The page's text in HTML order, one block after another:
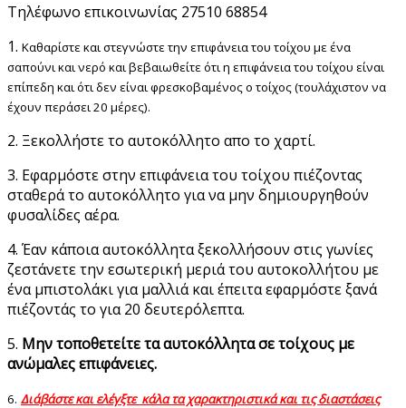
Τηλέφωνο επικοινωνίας 27510 68854
1. Καθαρίστε και στεγνώστε την επιφάνεια του τοίχου με ένα
σαπούνι και νερό και βεβαιωθείτε ότι η επιφάνεια του τοίχου είναι
επίπεδη και ότι δεν είναι φρεσκοβαμένος ο τοίχος (τουλάχιστον να
έχουν περάσει 20 μέρες).
2. Ξεκολλήστε το αυτοκόλλητο απο το χαρτί.
3. Εφαρμόστε στην επιφάνεια του τοίχου πιέζοντας
σταθερά το αυτοκόλλητο για να μην δημιουργηθούν
φυσαλίδες αέρα.
4. Έαν κάποια αυτοκόλλητα ξεκολλήσουν στις γωνίες
ζεστάνετε την εσωτερική μεριά του αυτοκολλήτου με
ένα μπιστολάκι για μαλλιά και έπειτα εφαρμόστε ξανά
πιέζοντάς το για 20 δευτερόλεπτα.
5. Μην τοποθετείτε τα αυτοκόλλητα σε τοίχους με
ανώμαλες επιφάνειες.
6. Διάβάστε και ελέγξτε κάλα τα χαρακτηριστικά και τις διαστάσεις